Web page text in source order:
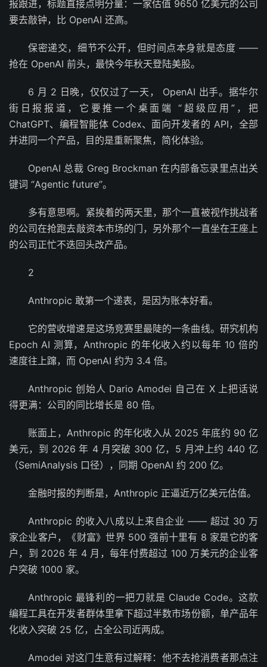
报跟进，标题直接点明分量：一家估值 9650 亿美元的公司
要去敲钟，比 OpenAI 还高。
保密递交，细节不公开，但时间点本身就是态度 ——
抢在 OpenAI 前头，最快今年秋天登陆美股。
6 月 2 日晚，仅仅过了一天， OpenAI 出手。据华尔
街日报报道，它要推一个桌面端 “超级应用”，把
ChatGPT、编程智能体 Codex、面向开发者的 API，全部
并进同一个产品，目的是重新聚焦，简化体验。
OpenAI 总裁 Greg Brockman 在内部备忘录里点出关
键词 “Agentic future”。
多有意思啊。紧挨着的两天里，那个一直被视作挑战者
的公司在抢跑去敲资本市场的门，另外那个一直坐在王座上
的公司正忙不迭回头改产品。
2
Anthropic 敢第一个递表，是因为账本好看。
它的营收增速是这场竞赛里最陡的一条曲线。研究机构
Epoch AI 测算，Anthropic 的年化收入约以每年 10 倍的
速度往上蹿，而 OpenAI 约为 3.4 倍。
Anthropic 创始人 Dario Amodei 自己在 X 上把话说
得更满：公司的同比增长是 80 倍。
账面上，Anthropic 的年化收入从 2025 年底约 90 亿
美元，到 2026 年 4 月突破 300 亿，5 月冲上约 440 亿
（SemiAnalysis 口径），同期 OpenAI 约 200 亿。
金融时报的判断是，Anthropic 正逼近万亿美元估值。
Anthropic 的收入八成以上来自企业 —— 超过 30 万
家企业客户，《财富》世界 500 强前十里有 8 家是它的客
户，到 2026 年 4 月，每年付费超过 100 万美元的企业客
户突破 1000 家。
Anthropic 最锋利的一把刀就是 Claude Code。这款
编程工具在开发者群体里拿下超过半数市场份额，单产品年
化收入突破 25 亿，占全公司近两成。
Amodei 对这门生意有过解释：他不去抢消费者那点注